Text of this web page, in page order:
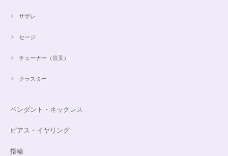
サザレ
セージ
チューナー（音叉）
クラスター
ペンダント・ネックレス
ピアス・イヤリング
指輪